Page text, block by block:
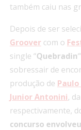
também caiu nas
Depois de ser
Groover com o
single “Quebradin
sobressair de
produção de Paulo
JuniorAntonini, da
respectivamente,
concurso